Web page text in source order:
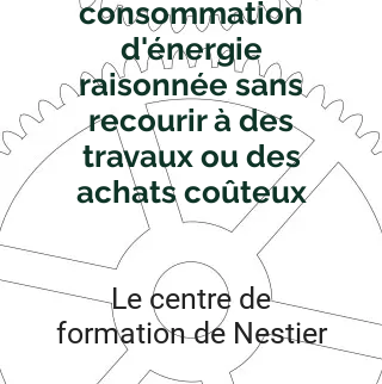
consommation
d'énergie
raisonnée sans
recourir à des
travaux ou des
achats coûteux
Le centre de
formation de Nestier